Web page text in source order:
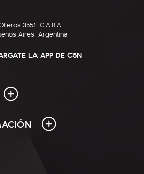
3551, C.A.B.A.
Aires, Argentina
LA APP DE C5N